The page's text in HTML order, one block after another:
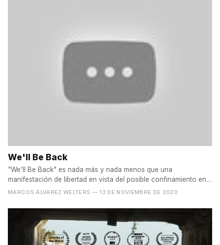
We'll Be Back
"We'll Be Back" es nada más y nada menos que una
manifestación de libertad en vista del posible confinamiento en
la...
MARCOS ÁLVAREZ WELTERS — 13 DE NOVIEMBRE DE 2020